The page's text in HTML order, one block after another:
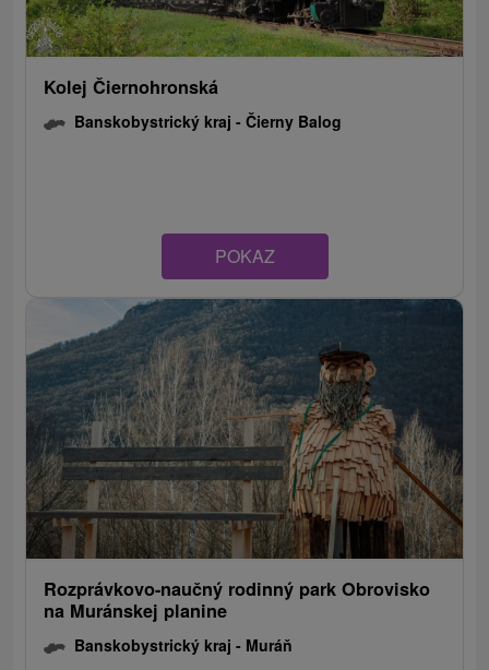
Kolej Čiernohronská
Banskobystrický kraj -Čierny Balog
POKAZ
Rozprávkovo-naučný rodinný park Obrovisko
na Muránskej planine
Banskobystrický kraj - Muráň